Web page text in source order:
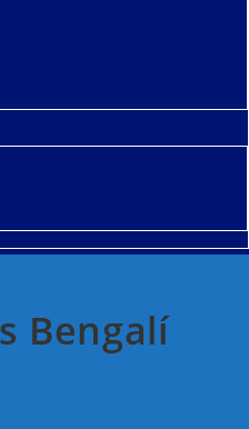
Bengalí